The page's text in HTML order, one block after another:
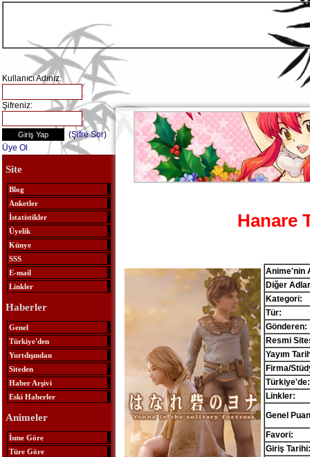
Kullanıcı Adınız:
Şifreniz:
(Şifre Sor)
Üye Ol
Site
Blog
Anketler
İstatistikler
Üyelik
Künye
SSS
E-mail
Linkler
Haberler
Genel
Türkiye'den
Yurtdışından
Siteden
Haber Arşivi
Eski Haberler
Animeler
İsme Göre
Türe Göre
Hanare
Anime'nin
Diğer
Kategori:
Tür:
Gönderen:
Resmi
Yayım
Firma/
Türkiye'de:
Linkler:
Genel
Favori:
Giriş Tarihi: